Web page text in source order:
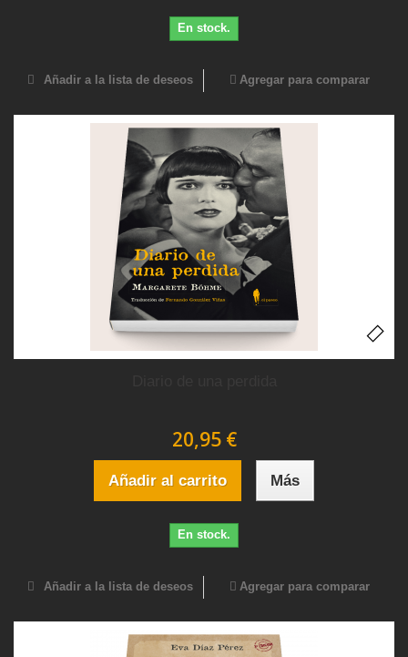
En stock.
Añadir a la lista de deseos Agregar para comparar
20,95 €
Añadir al carrito Más
En stock.
Añadir a la lista de deseos Agregar para comparar